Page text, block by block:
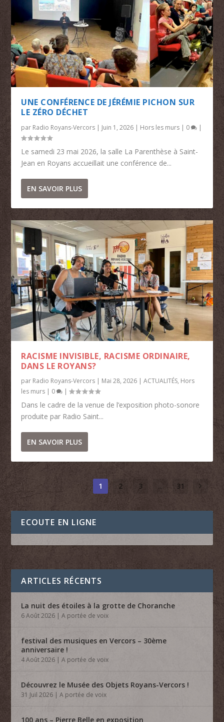
UNE CONFÉRENCE DE JÉRÉMIE PICHON SUR
LE ZÉRO DÉCHET
par Radio Royans-Vercors | Juin 1, 2026 | Hors les murs | 0 |
Le samedi 23 mai 2026, la salle La Parenthèse à Saint-
Jean en Royans accueillait une conférence de...
EN SAVOIR PLUS
RACISME INVISIBLE, RACISME ORDINAIRE,
DANS LE ROYANS?
par Radio Royans-Vercors | Mai 28, 2026 |ACTUALITÉS, Hors
les murs | 0 |
Dans le cadre de la venue de l’exposition photo-sonore
produite par Radio Saint...
EN SAVOIR PLUS
1 2 3 ... 31
ECOUTE EN LIGNE
ARTICLES RÉCENTS
La nuit des étoiles à la grotte de Choranche
6 Août 2026 |A portée de voix
festival des musiques en Vercors – 30ème
anniversaire !
4 Août 2026 |A portée de voix
Découvrez le Musée des Objets Royans-Vercors !
31 Juil 2026 |A portée de voix
100 ans – Pierre Belle en exposition